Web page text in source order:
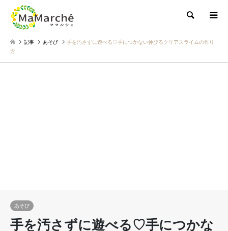
検索
記事 あそび
手を汚さずに遊べる♡手につかない伸びるクリアスライムの作り
方
あそび
手を汚さずに遊べる♡手につかな